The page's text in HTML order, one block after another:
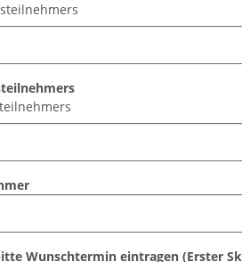
Wunschtermin eintragen (Erster